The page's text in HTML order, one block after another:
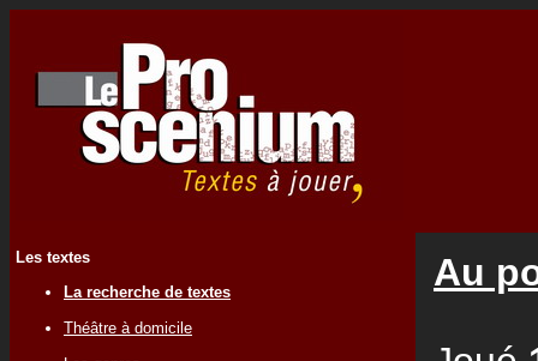
Les textes
La recherche de textes
Théâtre à domicile
Au